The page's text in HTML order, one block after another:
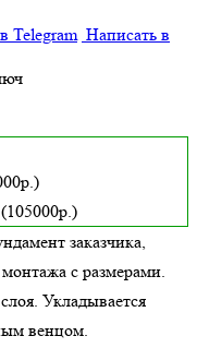
Telegram Написать в
заказчика,
с размерами.
Укладывается
венцом.